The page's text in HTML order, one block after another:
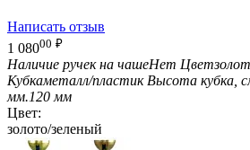
Написать отзыв
1 08000 ₽
Наличие ручек на чашеНет Цвет
Кубкаметалл/пластик Высота кубка,
мм.120 мм
Цвет:
золото/зеленый